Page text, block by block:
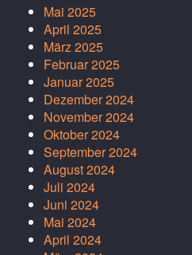
Mai 2025
April 2025
März 2025
Februar 2025
Januar 2025
Dezember 2024
November 2024
Oktober 2024
September 2024
August 2024
Juli 2024
Juni 2024
Mai 2024
April 2024